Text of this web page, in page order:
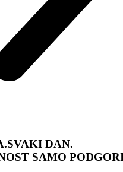
DAN.
SAMO